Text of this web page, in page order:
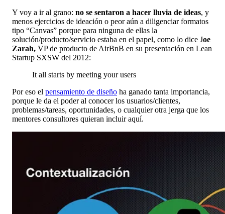
Y voy a ir al grano: no se sentaron a hacer lluvia de ideas, y
menos ejercicios de ideación o peor aún a diligenciar formatos
tipo “Canvas” porque para ninguna de ellas la
solución/producto/servicio estaba en el papel, como lo dice Joe
Zarah, VP de producto de AirBnB en su presentación en Lean
Startup SXSW del 2012:
It all starts by meeting your users
Por eso el pensamiento de diseño ha ganado tanta importancia,
porque le da el poder al conocer los usuarios/clientes,
problemas/tareas, oportunidades, o cualquier otra jerga que los
mentores consultores quieran incluir aquí.